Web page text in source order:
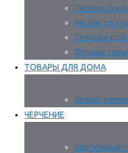
Лепка и
Мелки для
Точилки
Фломастеры
ТОВАРЫ ДЛЯ ДОМА
ЧЕРЧЕНИЕ
Чертежные